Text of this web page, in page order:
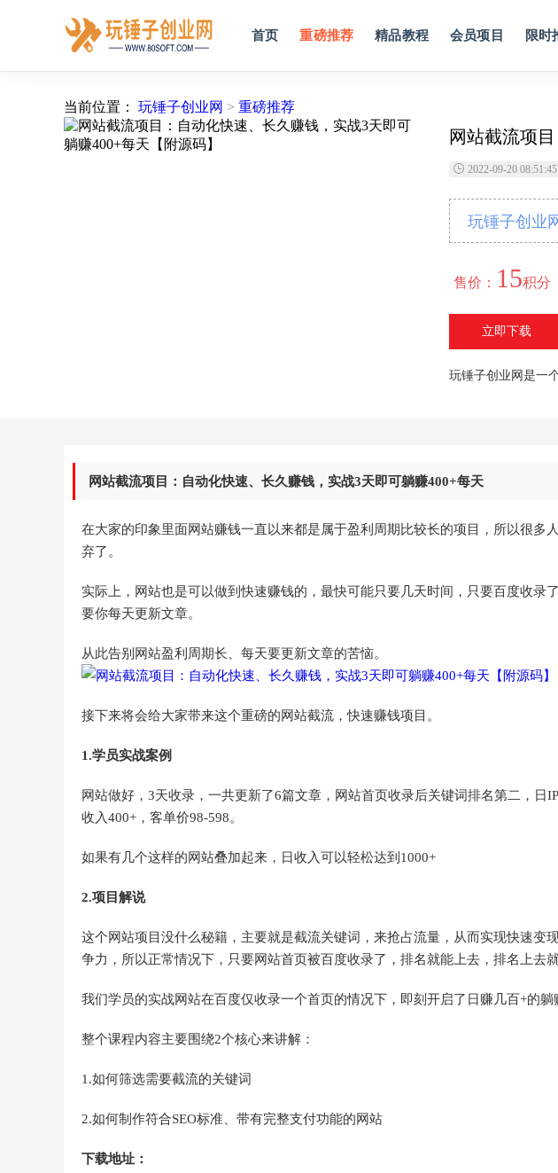
首页 重磅推荐 精品教程 会员项目 限时
当前位置： 玩锤子创业网 > 重磅推荐
网站截流项
2022-09-20 08:51:45
玩锤子创业
售价： 15积分
立即下载
玩锤子创业网是一
网站截流项目：自动化快速、长久赚钱，实战3天即可躺赚400+每天
在大家的印象里面网站赚钱一直以来都是属于盈利周期比较长的项目，所以很多
弃了。
实际上，网站也是可以做到快速赚钱的，最快可能只要几天时间，只要百度收录
要你每天更新文章。
从此告别网站盈利周期长、每天要更新文章的苦恼。
接下来将会给大家带来这个重磅的网站截流，快速赚钱项目。
1.学员实战案例
网站做好，3天收录，一共更新了6篇文章，网站首页收录后关键词排名第二，日
收入400+，客单价98-598。
如果有几个这样的网站叠加起来，日收入可以轻松达到1000+
2.项目解说
这个网站项目没什么秘籍，主要就是截流关键词，来抢占流量，从而实现快速变
争力，所以正常情况下，只要网站首页被百度收录了，排名就能上去，排名上去
我们学员的实战网站在百度仅收录一个首页的情况下，即刻开启了日赚几百+的躺
整个课程内容主要围绕2个核心来讲解：
1.如何筛选需要截流的关键词
2.如何制作符合SEO标准、带有完整支付功能的网站
下载地址：